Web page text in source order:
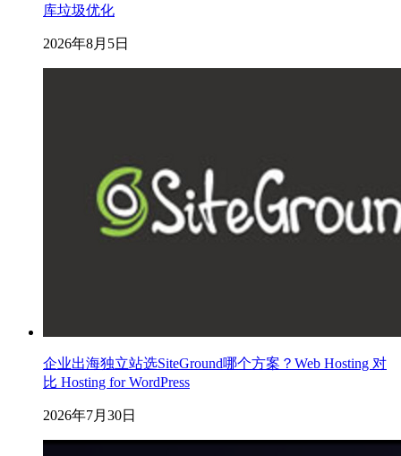
库垃圾优化
2026年8月5日
企业出海独立站选SiteGround哪个方案？Web Hosting 对
比 Hosting for WordPress
2026年7月30日